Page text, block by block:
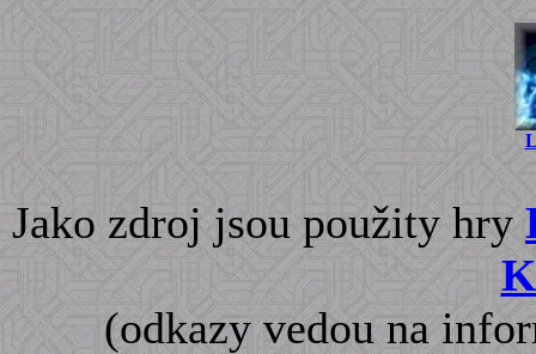
Jako zdroj jsou použity hry
(odkazy vedou na